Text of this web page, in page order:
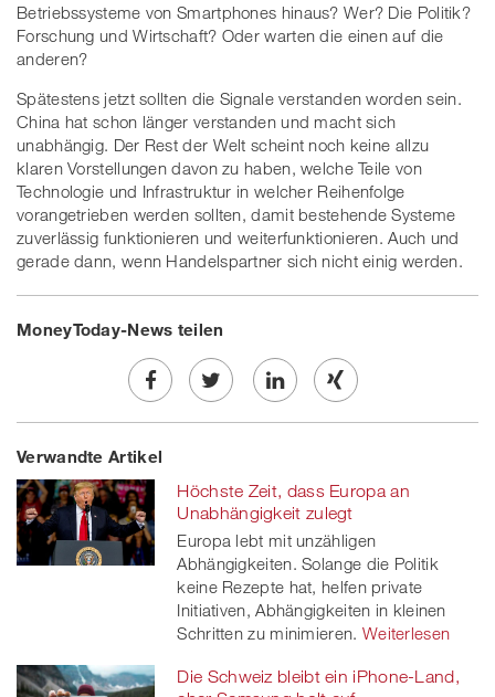
Betriebssysteme von Smartphones hinaus? Wer? Die Politik?
Forschung und Wirtschaft? Oder warten die einen auf die
anderen?
Spätestens jetzt sollten die Signale verstanden worden sein.
China hat schon länger verstanden und macht sich
unabhängig. Der Rest der Welt scheint noch keine allzu
klaren Vorstellungen davon zu haben, welche Teile von
Technologie und Infrastruktur in welcher Reihenfolge
vorangetrieben werden sollten, damit bestehende Systeme
zuverlässig funktionieren und weiterfunktionieren. Auch und
gerade dann, wenn Handelspartner sich nicht einig werden.
MoneyToday-News teilen
Share
on
Facebook
Twe
on
twitt
er
Share
linkedin
Share
Xing
Verwandte Artikel
Höchste Zeit, dass Europa an
Unabhängigkeit zulegt
Europa lebt mit unzähligen
Abhängigkeiten. Solange die Politik
keine Rezepte hat, helfen private
Initiativen, Abhängigkeiten in kleinen
Schritten zu minimieren. Weiterlesen
Die Schweiz bleibt ein iPhone-Land,